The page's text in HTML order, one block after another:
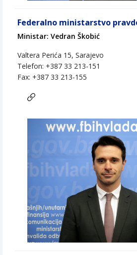
Federalno ministarstvo
Ministar: Vedran Škobić
Valtera Perića 15, Sarajevo
Telefon: +387 33 213-151
Fax: +387 33 213-155